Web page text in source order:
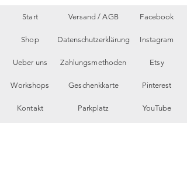
Start
Shop
Ueber uns
Workshops
Kontakt
Versand /AGB
Datenschutzerklärung
Zahlungsmethoden
Geschenkkarte
Parkplatz
Facebook
Instagram
Etsy
Pinterest
YouTube